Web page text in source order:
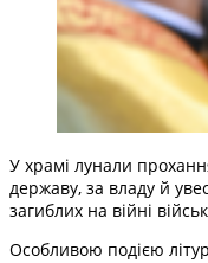
У храмі лунали
державу, за владу й
загиблих на війні
Особливою подією